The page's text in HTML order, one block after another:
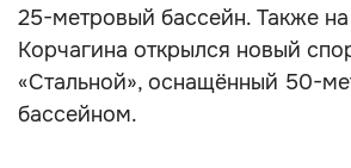
25-метровый бассейн. Также
Корчагина открылся новый
«Стальной», оснащённый 50-
бассейном.